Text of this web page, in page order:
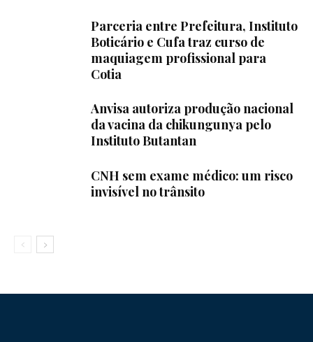
Parceria entre Prefeitura, Instituto
Boticário e Cufa traz curso de
maquiagem profissional para
Cotia
Anvisa autoriza produção nacional
da vacina da chikungunya pelo
Instituto Butantan
CNH sem exame médico: um risco
invisível no trânsito